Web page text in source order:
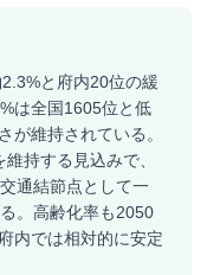
と府内20位の緩
は全国1605位と低
が維持されている。
持する見込みで、
通結節点として一
。高齢化率も2050
内では相対的に安定